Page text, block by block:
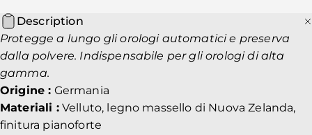
Description
Protegge a lungo gli orologi automatici e preserva
dalla polvere. Indispensabile per gli orologi di alta
gamma.
Origine : Germania
Materiali :Velluto, legno massello di Nuova Zelanda,
finitura pianoforte